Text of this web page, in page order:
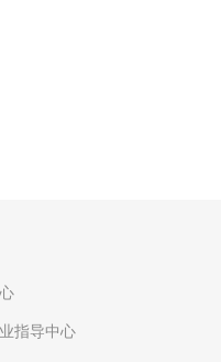
指导中心